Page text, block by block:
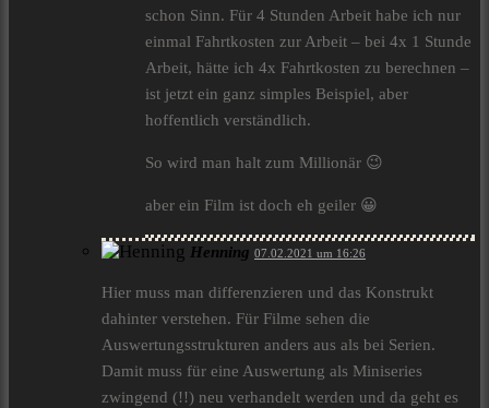
schon Sinn. Für 4 Stunden Arbeit habe ich nur
einmal Fahrtkosten zur Arbeit – bei 4x 1 Stunde
Arbeit, hätte ich 4x Fahrtkosten zu berechnen –
ist jetzt ein ganz simples Beispiel, aber
hoffentlich verständlich.
So wird man halt zum Millionär 😉
aber ein Film ist doch eh geiler 😀
Henning 07.02.2021 um 16:26
Hier muss man differenzieren und das Konstrukt
dahinter verstehen. Für Filme sehen die
Auswertungsstrukturen anders aus als bei Serien.
Damit muss für eine Auswertung als Miniseries
zwingend (!!) neu verhandelt werden und da geht es